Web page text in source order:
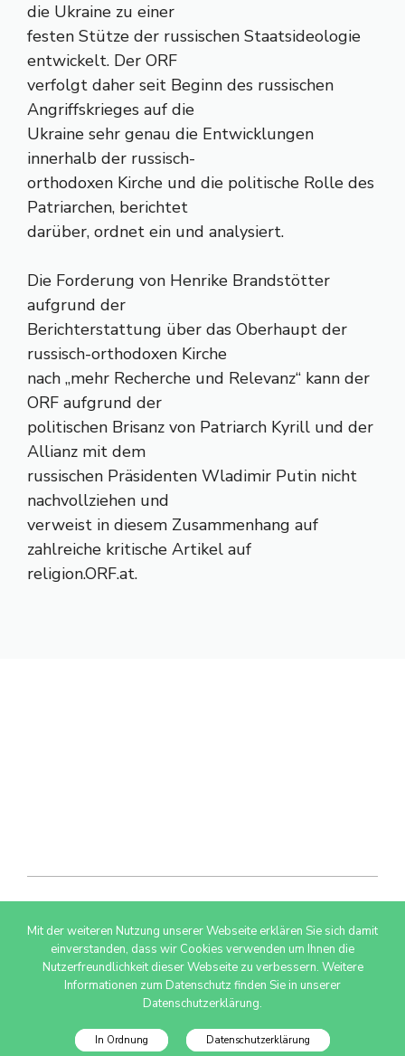
die Ukraine zu einer
festen Stütze der russischen Staatsideologie
entwickelt. Der ORF
verfolgt daher seit Beginn des russischen
Angriffskrieges auf die
Ukraine sehr genau die Entwicklungen
innerhalb der russisch-
orthodoxen Kirche und die politische Rolle des
Patriarchen, berichtet
darüber, ordnet ein und analysiert.
Die Forderung von Henrike Brandstötter
aufgrund der
Berichterstattung über das Oberhaupt der
russisch-orthodoxen Kirche
nach „mehr Recherche und Relevanz“ kann der
ORF aufgrund der
politischen Brisanz von Patriarch Kyrill und der
Allianz mit dem
russischen Präsidenten Wladimir Putin nicht
nachvollziehen und
verweist in diesem Zusammenhang auf
zahlreiche kritische Artikel auf
religion.ORF.at.
© 2026 AdSimple GmbH
Mit der weiteren Nutzung unserer Webseite erklären Sie sich damit
einverstanden, dass wir Cookies verwenden um Ihnen die
Nutzerfreundlichkeit dieser Webseite zu verbessern. Weitere
Informationen zum Datenschutz finden Sie in unserer
Datenschutzerklärung.
In Ordnung Datenschutzerklärung
Datenschutzinfo